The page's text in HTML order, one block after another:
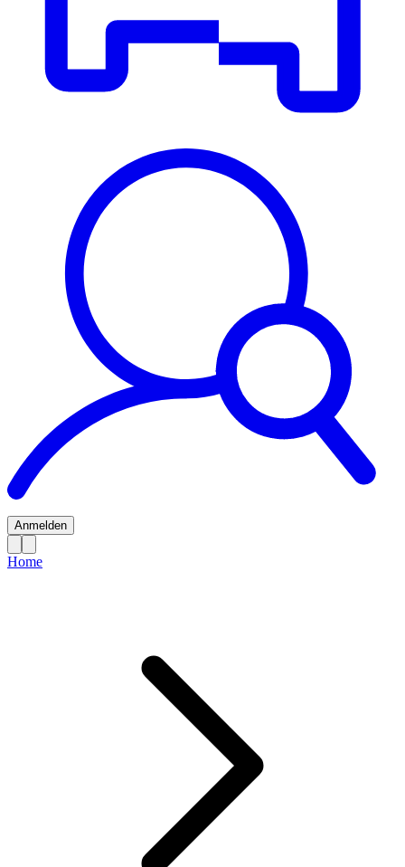
Anmelden
Home